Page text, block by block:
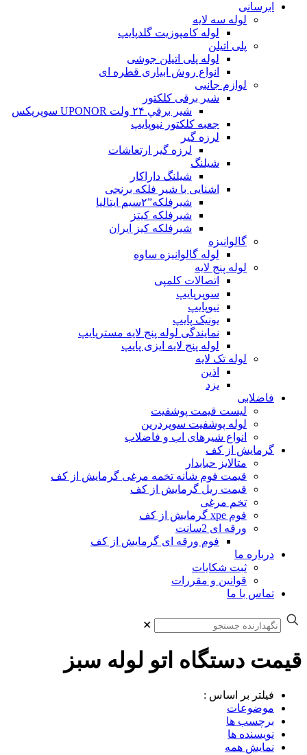
ابرسانی
لوله سه لایه
لوله کامپوزیت گلدپایپ
پلی اتیلن
لوله پلی اتیلن جوشی
انواع روش ابیاری قطره ای
لوازم جانبی
شیر برقی کلکتور
شير برقي ۲۴ ولت UPONOR سوپرپکس
جعبه کلکتور نیوپایپ
لرزه گیر
لرزه گیر ارتعاشات
شیلنگ
شیلنگ داراکار
اشنایی با شیر فلکه برنجی
شیرفلکه”۲سیم ایتالیا
شیرفلکه کیتز
شیرفلکه کیز ایران
گالوانیزه
لوله گالوانیزه ساوه
لوله پنج لایه
اتصالات کلمپی
سوپرپایپ
نیوپایپ
یونیک پایپ
نمایندگی لوله پنج لایه مسترپایپ
لوله پنج لایه ایزی پایپ
لوله تک لایه
اذین
یزد
فاضلابی
لیست قیمت پوشفیت
لوله پوشفیت سوپردرین
انواع شیرهای اب و فاضلاب
گرمایش از کف
متالایز حبابدار
قیمت فوم شانه تخمه مرغی گرمایش از کف
قیمت ریل گرمایش از کف
تخم مرغی
فوم xpe گرمایش از کف
ورقه ای 2سانت
فوم ورقه ای گرمایش از کف
درباره ما
ثبت شکایات
قوانین و مقررات
تماس با ما
✕
قیمت دستگاه اتو لوله سبز
فیلتر بر اساس :
موضوعات
برچسب ها
نویسنده ها
نمایش همه